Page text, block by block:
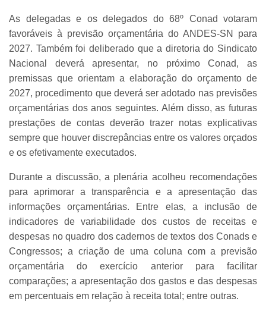
As delegadas e os delegados do 68º Conad votaram
favoráveis à previsão orçamentária do ANDES-SN para
2027. Também foi deliberado que a diretoria do Sindicato
Nacional deverá apresentar, no próximo Conad, as
premissas que orientam a elaboração do orçamento de
2027, procedimento que deverá ser adotado nas previsões
orçamentárias dos anos seguintes. Além disso, as futuras
prestações de contas deverão trazer notas explicativas
sempre que houver discrepâncias entre os valores orçados
e os efetivamente executados.
Durante a discussão, a plenária acolheu recomendações
para aprimorar a transparência e a apresentação das
informações orçamentárias. Entre elas, a inclusão de
indicadores de variabilidade dos custos de receitas e
despesas no quadro dos cadernos de textos dos Conads e
Congressos; a criação de uma coluna com a previsão
orçamentária do exercício anterior para facilitar
comparações; a apresentação dos gastos e das despesas
em percentuais em relação à receita total; entre outras.